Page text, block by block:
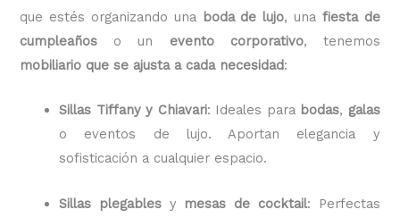
que estés organizando una boda de lujo, una fiesta de
cumpleaños o un evento corporativo, tenemos
mobiliario que se ajusta a cada necesidad:
Sillas Tiffany y Chiavari: Ideales para bodas, galas
o eventos de lujo. Aportan elegancia y
sofisticación a cualquier espacio.
Sillas plegablesy mesas de cocktail: Perfectas